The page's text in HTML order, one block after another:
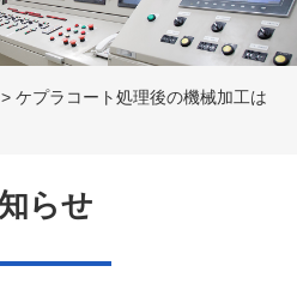
> ケプラコート処理後の機械加工は
らせ